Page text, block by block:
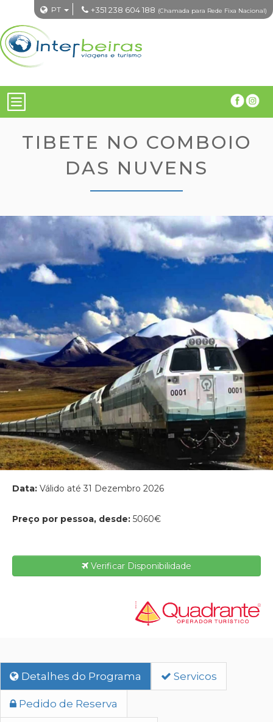
PT +351 238 604 188 (Chamada para Rede Fixa Nacional)
TIBETE NO COMBOIO
DAS NUVENS
Data: Válido até 31 Dezembro 2026
Preço por pessoa, desde: 5060€
Verificar Disponibilidade
Detalhes do Programa Servicos
Pedido de Reserva